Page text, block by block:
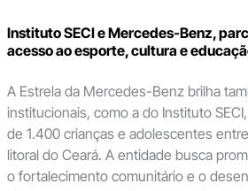
Instituto SECI e Mercedes-Benz,
acesso ao esporte, cultura e
A Estrela da Mercedes-Benz brilha
institucionais, como a do Instituto
de 1.400 crianças e adolescentes
litoral do Ceará. A entidade busca
o fortalecimento comunitário e o